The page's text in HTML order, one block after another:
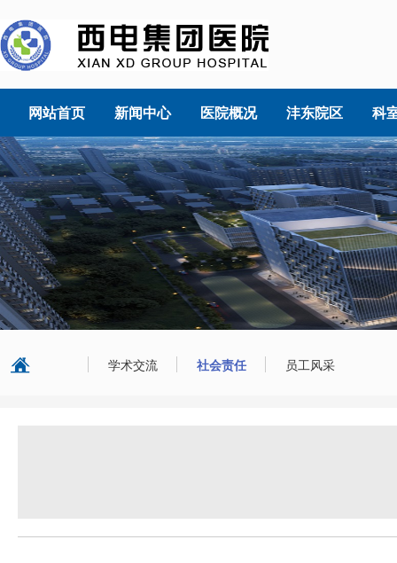
网站首页 新闻中心 医院概况 沣东院区 科
学术交流 社会责任 员工风采